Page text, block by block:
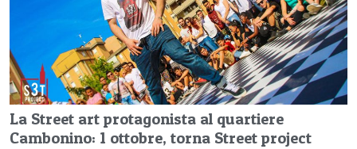
La Street art protagonista al quartiere
Cambonino: 1 ottobre, torna Street project